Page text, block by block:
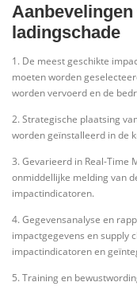
ladingschade
1. De meest geschikte
moeten worden
worden vervoerd en de
2. Strategische plaatsing
worden geïnstalleerd in de
3. Gevarieerd in Real-Time
onmiddellijke melding van
impactindicatoren.
4. Gegevensanalyse en
impactgegevens en supply
impactindicatoren en
5. Training en